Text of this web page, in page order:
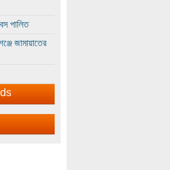
পালিত
জামায়াতের